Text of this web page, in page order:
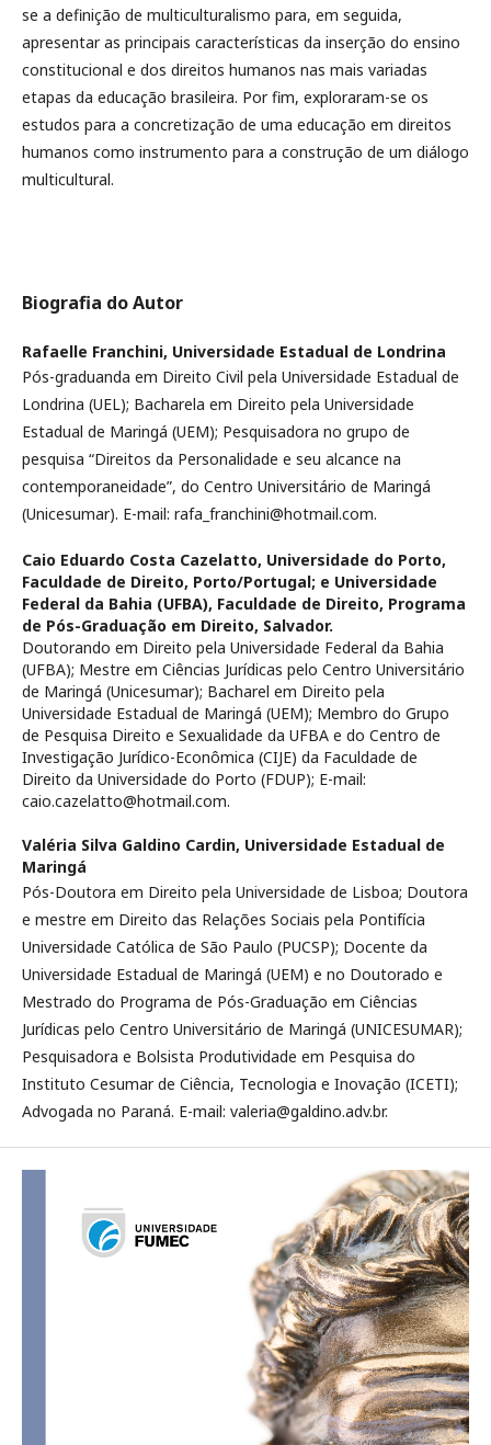
se a definição de multiculturalismo para, em seguida,
apresentar as principais características da inserção do ensino
constitucional e dos direitos humanos nas mais variadas
etapas da educação brasileira. Por fim, exploraram-se os
estudos para a concretização de uma educação em direitos
humanos como instrumento para a construção de um diálogo
multicultural.
Biografia do Autor
Rafaelle Franchini, Universidade Estadual de Londrina
Pós-graduanda em Direito Civil pela Universidade Estadual de
Londrina (UEL); Bacharela em Direito pela Universidade
Estadual de Maringá (UEM); Pesquisadora no grupo de
pesquisa “Direitos da Personalidade e seu alcance na
contemporaneidade”, do Centro Universitário de Maringá
(Unicesumar). E-mail: rafa_franchini@hotmail.com.
Caio Eduardo Costa Cazelatto, Universidade do Porto,
Faculdade de Direito, Porto/Portugal; e Universidade
Federal da Bahia (UFBA), Faculdade de Direito, Programa
de Pós-Graduação em Direito, Salvador.
Doutorando em Direito pela Universidade Federal da Bahia
(UFBA); Mestre em Ciências Jurídicas pelo Centro Universitário
de Maringá (Unicesumar); Bacharel em Direito pela
Universidade Estadual de Maringá (UEM); Membro do Grupo
de Pesquisa Direito e Sexualidade da UFBA e do Centro de
Investigação Jurídico-Econômica (CIJE) da Faculdade de
Direito da Universidade do Porto (FDUP); E-mail:
caio.cazelatto@hotmail.com.
Valéria Silva Galdino Cardin, Universidade Estadual de
Maringá
Pós-Doutora em Direito pela Universidade de Lisboa; Doutora
e mestre em Direito das Relações Sociais pela Pontifícia
Universidade Católica de São Paulo (PUCSP); Docente da
Universidade Estadual de Maringá (UEM) e no Doutorado e
Mestrado do Programa de Pós-Graduação em Ciências
Jurídicas pelo Centro Universitário de Maringá (UNICESUMAR);
Pesquisadora e Bolsista Produtividade em Pesquisa do
Instituto Cesumar de Ciência, Tecnologia e Inovação (ICETI);
Advogada no Paraná. E-mail: valeria@galdino.adv.br.